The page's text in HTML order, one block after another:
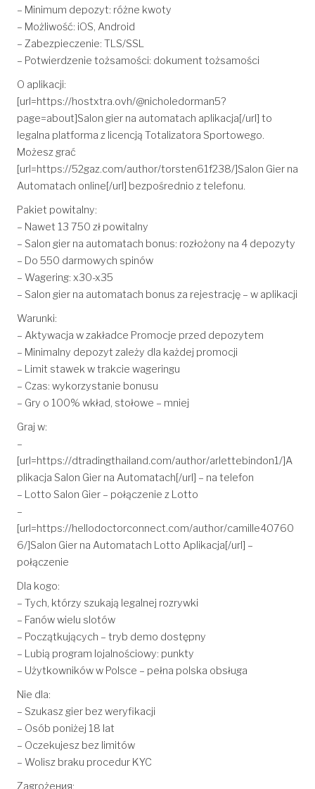
– Minimum depozyt: różne kwoty
– Możliwość: iOS, Android
– Zabezpieczenie: TLS/SSL
– Potwierdzenie tożsamości: dokument tożsamości
O aplikacji:
[url=https://hostxtra.ovh/@nicholedorman5?
page=about]Salon gier na automatach aplikacja[/url] to
legalna platforma z licencją Totalizatora Sportowego.
Możesz grać
[url=https://52gaz.com/author/torsten61f238/]Salon Gier na
Automatach online[/url] bezpośrednio z telefonu.
Pakiet powitalny:
– Nawet 13 750 zł powitalny
– Salon gier na automatach bonus: rozłożony na 4 depozyty
– Do 550 darmowych spinów
– Wagering: x30-x35
– Salon gier na automatach bonus za rejestrację – w aplikacji
Warunki:
– Aktywacja w zakładce Promocje przed depozytem
– Minimalny depozyt zależy dla każdej promocji
– Limit stawek w trakcie wageringu
– Czas: wykorzystanie bonusu
– Gry o 100% wkład, stołowe – mniej
Graj w:
–
[url=https://dtradingthailand.com/author/arlettebindon1/]A
plikacja Salon Gier na Automatach[/url] – na telefon
– Lotto Salon Gier – połączenie z Lotto
–
[url=https://hellodoctorconnect.com/author/camille40760
6/]Salon Gier na Automatach Lotto Aplikacja[/url] –
połączenie
Dla kogo:
– Tych, którzy szukają legalnej rozrywki
– Fanów wielu slotów
– Początkujących – tryb demo dostępny
– Lubią program lojalnościowy: punkty
– Użytkowników w Polsce – pełna polska obsługa
Nie dla:
– Szukasz gier bez weryfikacji
– Osób poniżej 18 lat
– Oczekujesz bez limitów
– Wolisz braku procedur KYC
Zagrożения: